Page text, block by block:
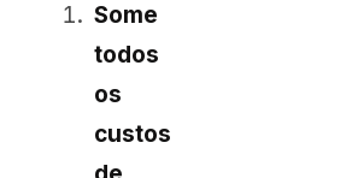
Some
todos
os
custos